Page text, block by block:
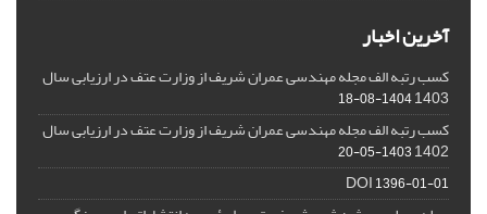
آخرین اخبار
کسب رتبه الف مجله مهندسی عمران شریف از وزارت عتف در ارزیابی سال
1403
1404-08-18
کسب رتبه الف مجله مهندسی عمران شریف از وزارت عتف در ارزیابی سال
1402
1403-05-20
DOI1396-01-01